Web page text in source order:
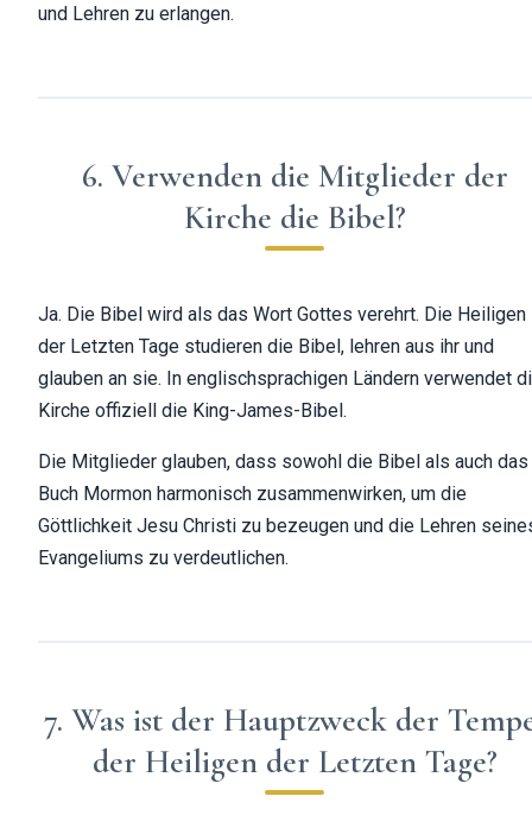
und Lehren zu erlangen.
6. Verwenden die Mitglieder der
Kirche die Bibel?
Ja. Die Bibel wird als das Wort Gottes verehrt. Die Heiligen
der Letzten Tage studieren die Bibel, lehren aus ihr und
glauben an sie. In englischsprachigen Ländern verwendet
Kirche offiziell die King-James-Bibel.
Die Mitglieder glauben, dass sowohl die Bibel als auch das
Buch Mormon harmonisch zusammenwirken, um die
Göttlichkeit Jesu Christi zu bezeugen und die Lehren
Evangeliums zu verdeutlichen.
7. Was ist der Hauptzweck der
der Heiligen der Letzten Tage?